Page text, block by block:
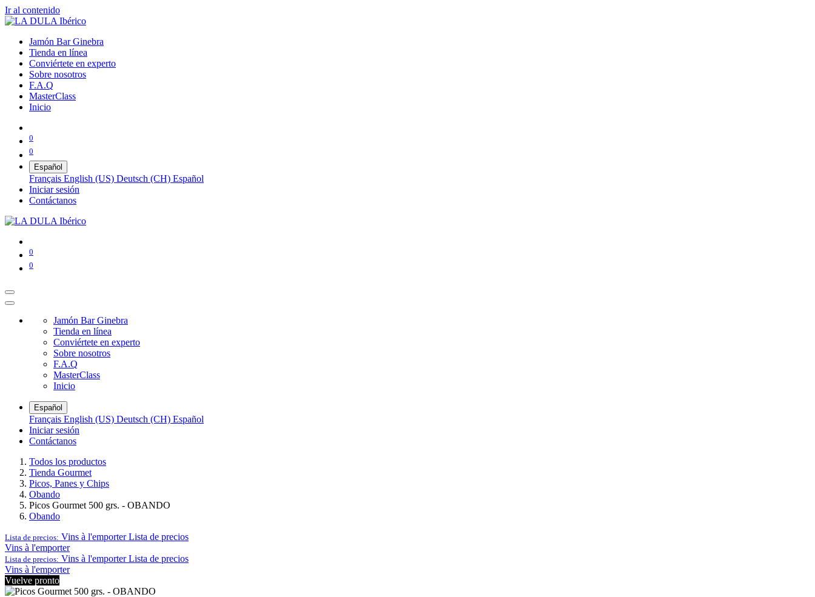
Ir al contenido
Jamón Bar Ginebra
Tienda en línea
Conviértete en experto
Sobre nosotros
F.A.Q
MasterClass
Inicio
0
0
Español
Français English (US) Deutsch (CH) Español
Iniciar sesión
Contáctanos
0
0
Jamón Bar Ginebra
Tienda en línea
Conviértete en experto
Sobre nosotros
F.A.Q
MasterClass
Inicio
Español
Français English (US) Deutsch (CH) Español
Iniciar sesión
Contáctanos
Todos los productos
Tienda Gourmet
Picos, Panes y Chips
Obando
Picos Gourmet 500 grs. - OBANDO
Obando
Lista de precios: Vins à l'emporter Lista de precios
Vins à l'emporter
Lista de precios: Vins à l'emporter Lista de precios
Vins à l'emporter
Vuelve pronto